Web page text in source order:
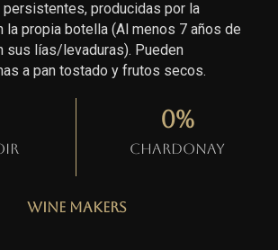
persistentes, producidas por la
la propia botella (Al menos 7 años de
sus lías/levaduras). Pueden
a pan tostado y frutos secos.
Chardonay
0%
Wine Makers